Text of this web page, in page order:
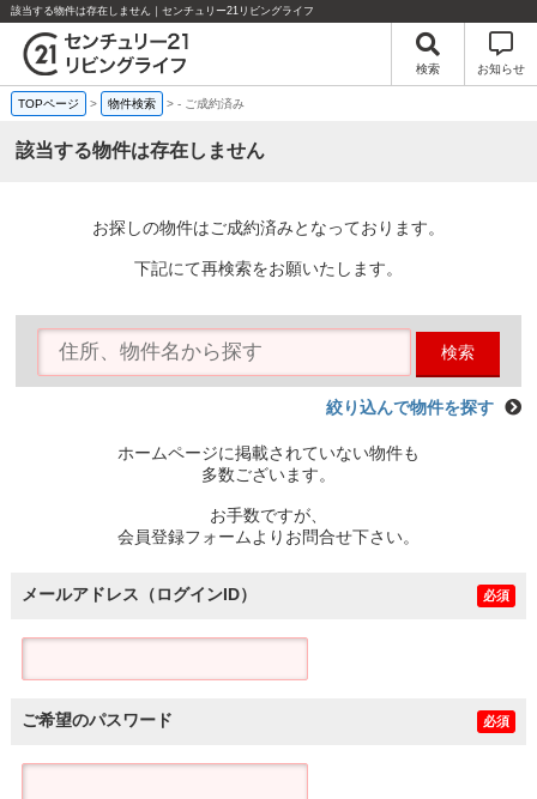
該当する物件は存在しません｜センチュリー21リビングライフ
検索 お知らせ
TOPページ > 物件検索 >- ご成約済み
該当する物件は存在しません
お探しの物件はご成約済みとなっております。
下記にて再検索をお願いたします。
検索
絞り込んで物件を探す
ホームページに掲載されていない物件も
多数ございます。
お手数ですが、
会員登録フォームよりお問合せ下さい。
メールアドレス（ログインID） 必須
ご希望のパスワード 必須